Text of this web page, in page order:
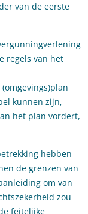
van de eerste
regels van het
kunnen zijn,
het plan vordert,
hebben
de grenzen van
om van
zou
feitelijke